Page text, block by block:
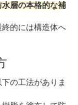
層の本格的な補
的には構造体へ
の工法がありま